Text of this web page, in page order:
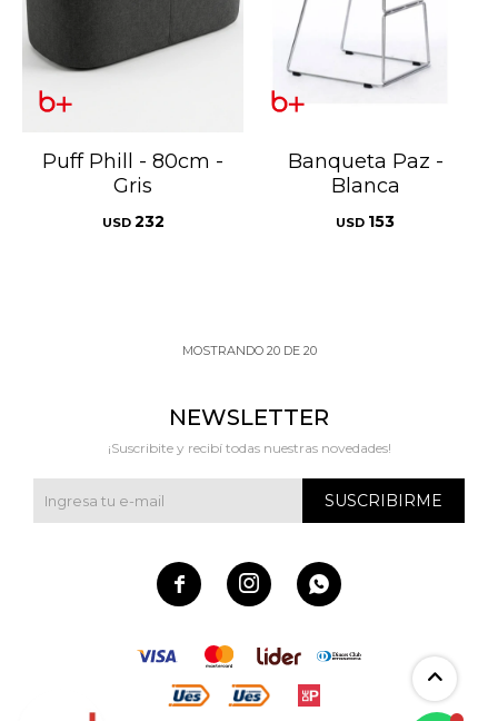
Puff Phill - 80cm -
Gris
USD 232
Banqueta Paz -
Blanca
USD 153
MOSTRANDO 20DE 20
NEWSLETTER
¡Suscribite y recibí todas nuestras novedades!
SUSCRIBIRME
  